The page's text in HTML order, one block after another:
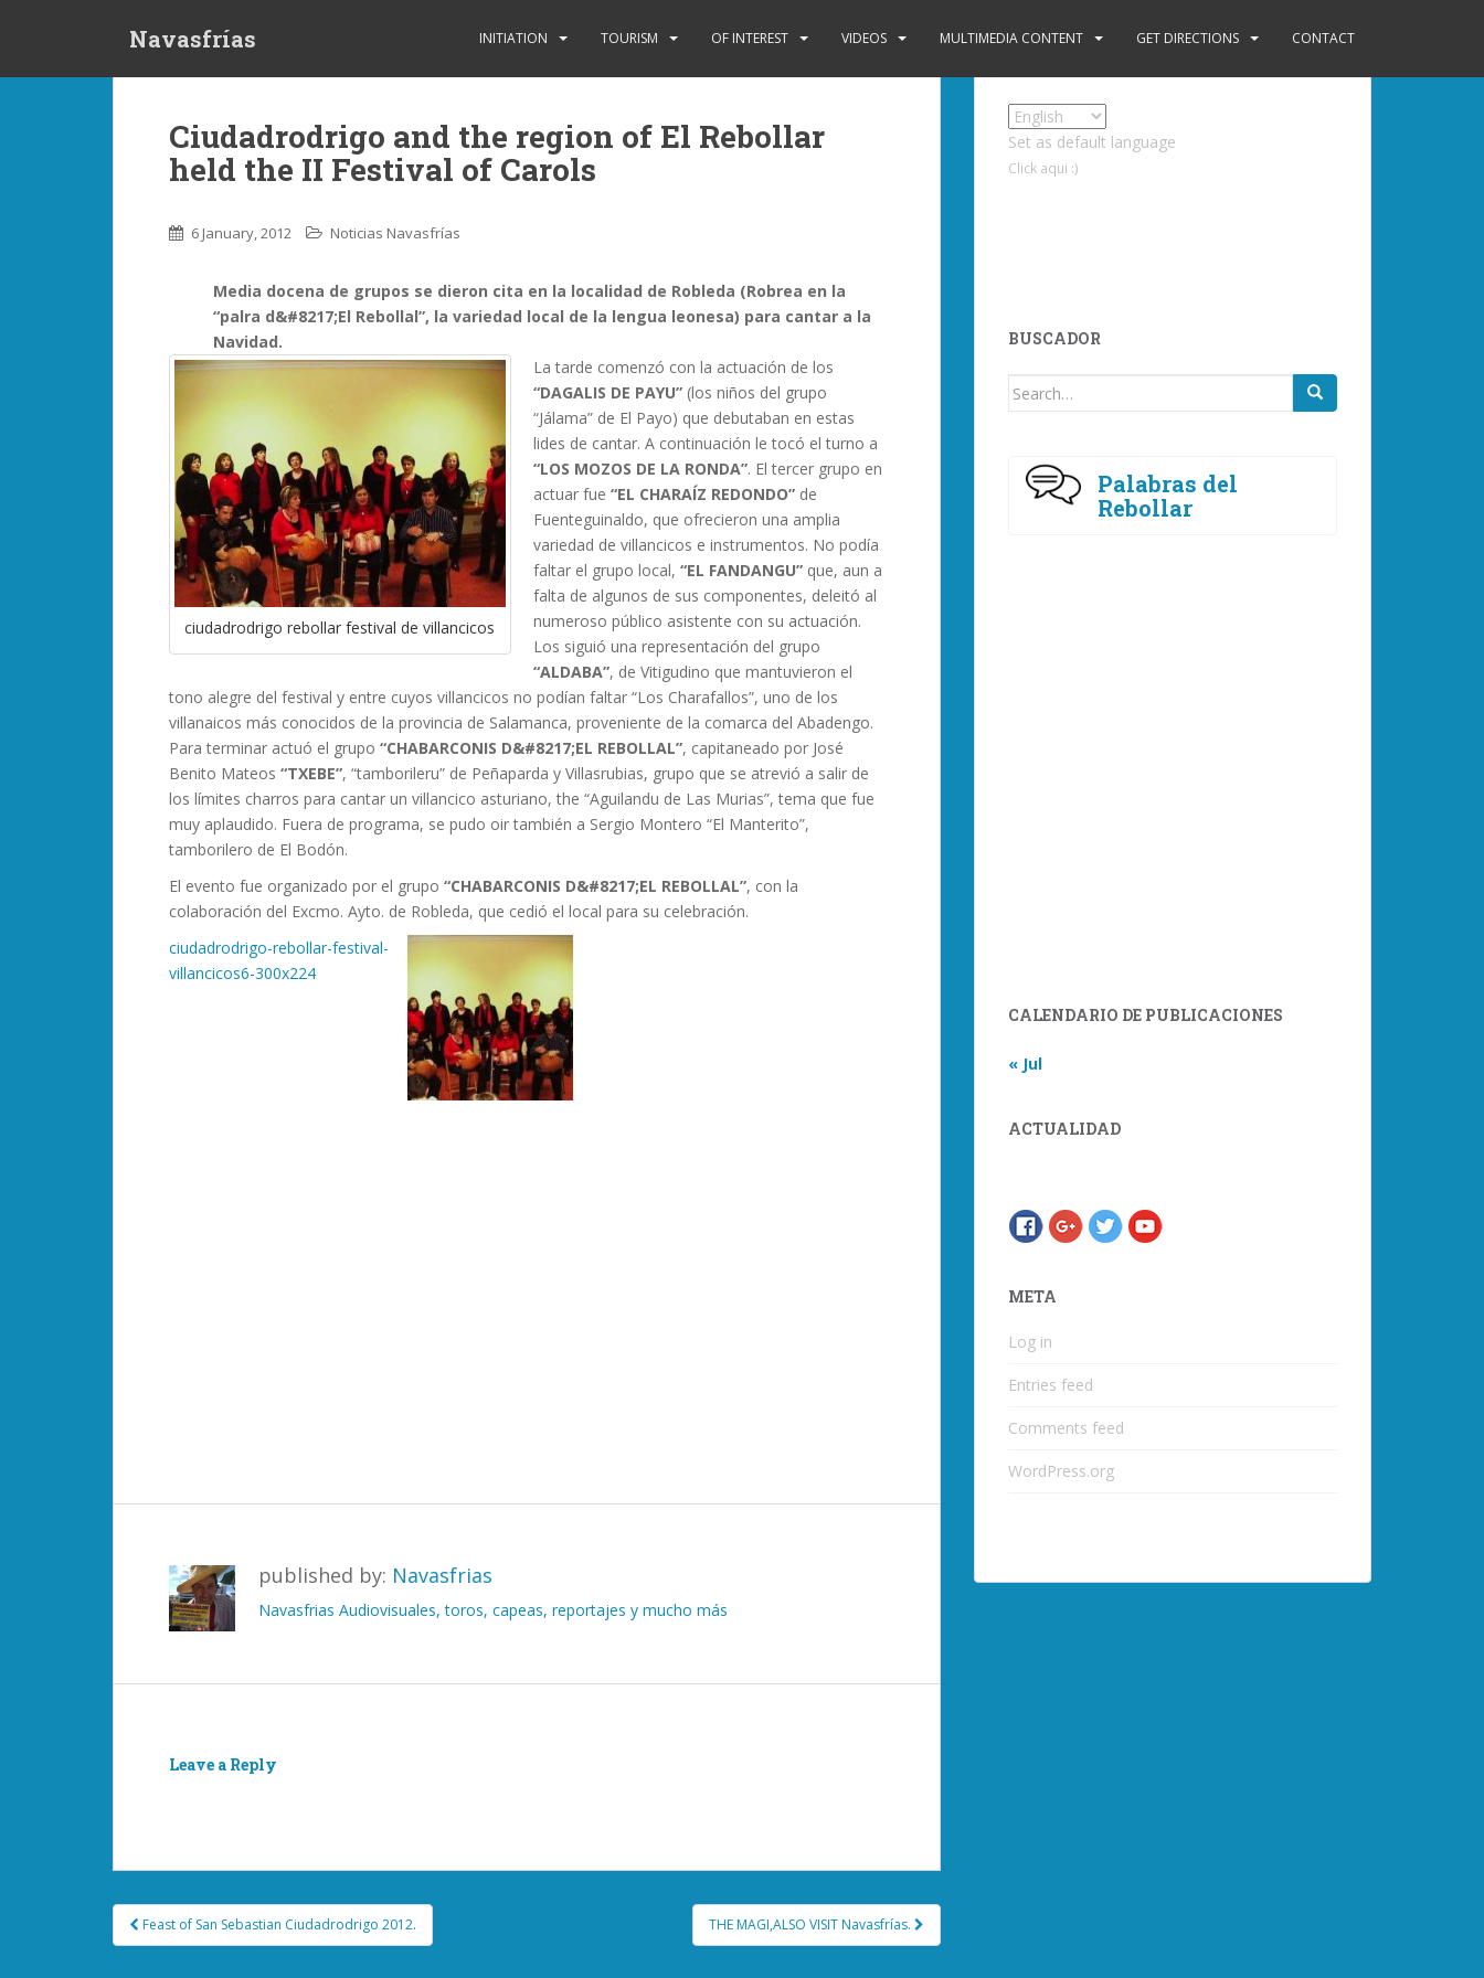
Navasfrías INITIATION TOURISM OF INTEREST VIDEOS MULTIMEDIA CONTENT GET DIRECTIONS CONTACT
Ciudadrodrigo and the region of El Rebollar
held the II Festival of Carols
6 January, 2012 Noticias Navasfrías
Media docena de grupos se dieron cita en la localidad de Robleda (Robrea en la
“palra d&#8217;El Rebollal”, la variedad local de la lengua leonesa) para cantar a la
Navidad.
ciudadrodrigo rebollar festival de villancicos
La tarde comenzó con la actuación de los
“DAGALIS DE PAYU” (los niños del grupo
“Jálama” de El Payo) que debutaban en estas
lides de cantar. A continuación le tocó el turno a
“LOS MOZOS DE LA RONDA”. El tercer grupo en
actuar fue “EL CHARAÍZ REDONDO” de
Fuenteguinaldo, que ofrecieron una amplia
variedad de villancicos e instrumentos. No podía
faltar el grupo local, “EL FANDANGU” que, aun a
falta de algunos de sus componentes, deleitó al
numeroso público asistente con su actuación.
Los siguió una representación del grupo
“ALDABA”, de Vitigudino que mantuvieron el
tono alegre del festival y entre cuyos villancicos no podían faltar “Los Charafallos”, uno de los
villanaicos más conocidos de la provincia de Salamanca, proveniente de la comarca del Abadengo.
Para terminar actuó el grupo “CHABARCONIS D&#8217;EL REBOLLAL”, capitaneado por José
Benito Mateos “TXEBE”, “tamborileru” de Peñaparda y Villasrubias, grupo que se atrevió a salir de
los límites charros para cantar un villancico asturiano, the “Aguilandu de Las Murias”, tema que fue
muy aplaudido. Fuera de programa, se pudo oir también a Sergio Montero “El Manterito”,
tamborilero de El Bodón.
El evento fue organizado por el grupo “CHABARCONIS D&#8217;EL REBOLLAL”, con la
colaboración del Excmo. Ayto. de Robleda, que cedió el local para su celebración.
ciudadrodrigo-rebollar-festival-
villancicos6-300x224
published by: Navasfrias
Navasfrias Audiovisuales, toros, capeas, reportajes y mucho más
Leave a Reply
Post
navigation
Feast of San Sebastian Ciudadrodrigo 2012. THE MAGI,ALSO VISIT Navasfrías.
Set as default language
Click aqui :)
BUSCADOR
Search
Palabras del
Rebollar
CALENDARIO DE PUBLICACIONES
« Jul
ACTUALIDAD
META
Log in
Entries feed
Comments feed
WordPress.org